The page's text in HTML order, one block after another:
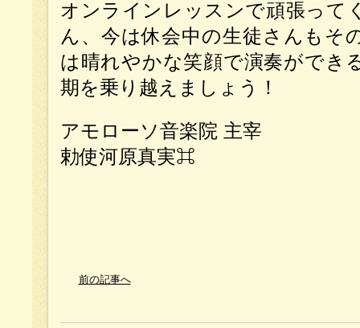
オンラインレッスンで頑張って
ん、今は休会中の生徒さんもそ
は晴れやかな笑顔で演奏ができ
期を乗り越えましょう！
アモローソ音楽院 主宰
勅使河原真実⌘
前の記事へ